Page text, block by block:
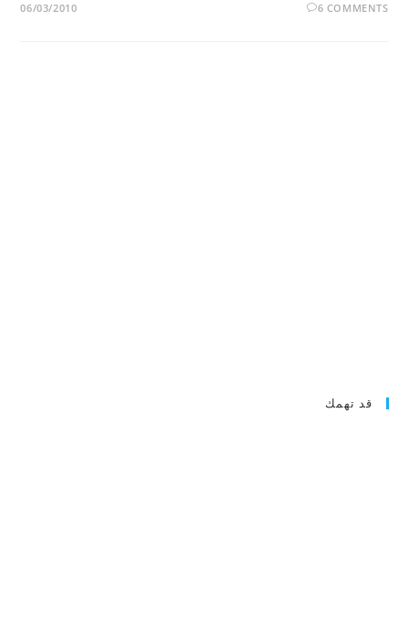
6 COMMENTS
06/03/2010
قد تهمك